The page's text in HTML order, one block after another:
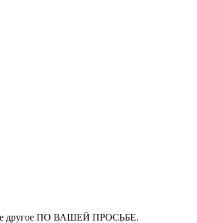
другое ПО ВАШЕЙ ПРОСЬБЕ.